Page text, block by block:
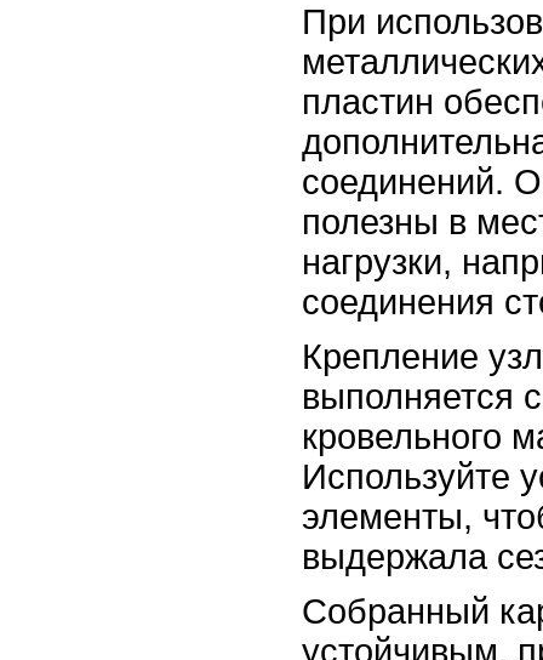
При
пластин
соединений.
полезны в
нагрузки,
соединения
Крепление
выполняется
кровельного
Используйте
элементы,
выдержала
Собранный
устойчивым,